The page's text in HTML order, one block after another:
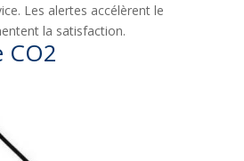
Les alertes accélèrent le
la satisfaction.
CO2